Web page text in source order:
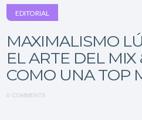
EDITORIAL
MAXIMALISMO
EL ARTE DEL MIX
COMO UNA TOP
0 COMMENTS